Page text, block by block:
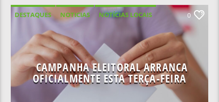
DESTAQUES NOTICIAS
NOTÍCIAS LOCAIS
NOTÍCIAS NACIONAIS
0
CAMPANHA ELEITORAL ARRANCA
OFICIALMENTE ESTA TERÇA-FEIRA